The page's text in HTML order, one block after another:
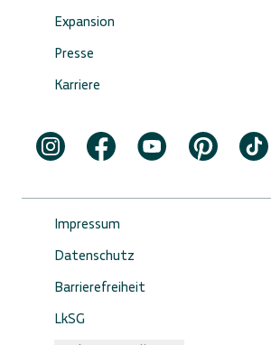
Expansion
Presse
Karriere
Impressum
Datenschutz
Barrierefreiheit
LkSG